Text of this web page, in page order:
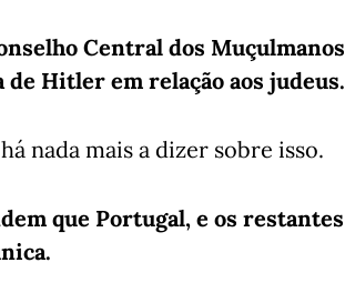
Central dos Muçulmanos
Hitler em relação aos judeus.
nada mais a dizer sobre isso.
que Portugal, e os restantes